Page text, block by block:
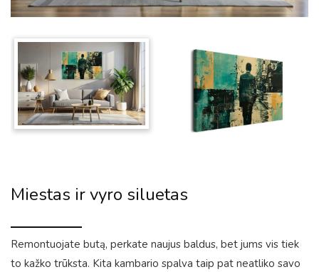
Miestas ir vyro siluetas
Remontuojate butą, perkate naujus baldus, bet jums vis tiek
to kažko trūksta. Kita kambario spalva taip pat neatliko savo